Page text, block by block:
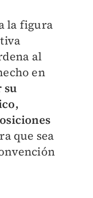
la figura
al
en
su
que sea